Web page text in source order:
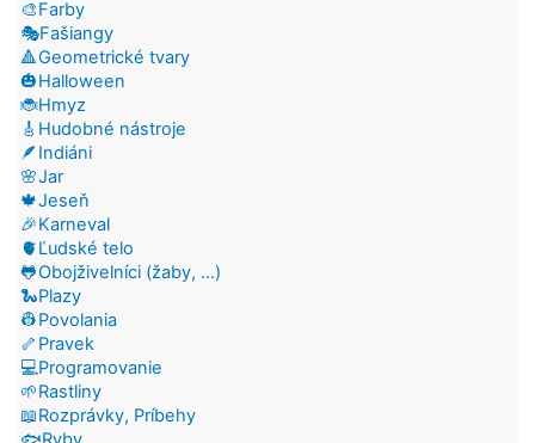
🎨Farby
🎭Fašiangy
🔺Geometrické tvary
🎃Halloween
🐞Hmyz
🎸Hudobné nástroje
🪶Indiáni
🌸Jar
🍁Jeseň
🎉Karneval
🫀Ľudské telo
🐸Obojživelníci (žaby, ...)
🐍Plazy
👷Povolania
🦴Pravek
💻Programovanie
🌱Rastliny
📖Rozprávky, Príbehy